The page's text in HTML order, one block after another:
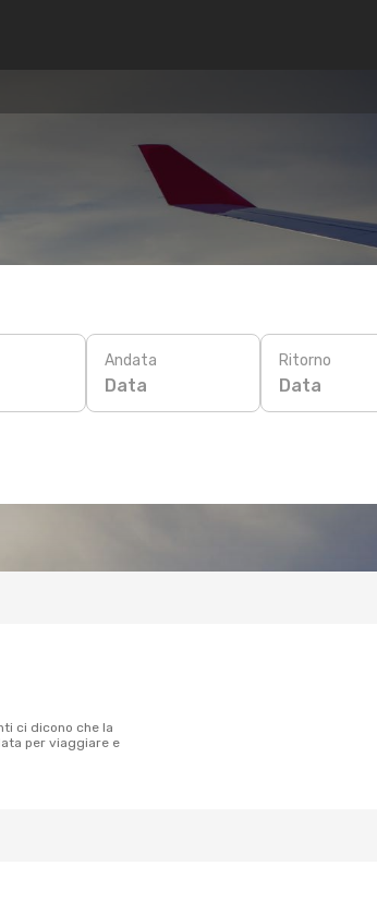
Andata
Data
Ritorno
Data
per viaggiare e